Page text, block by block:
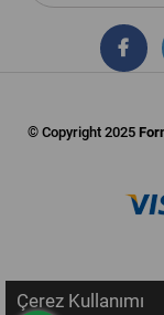
© Copyright 2025
Çerez Kullanımı